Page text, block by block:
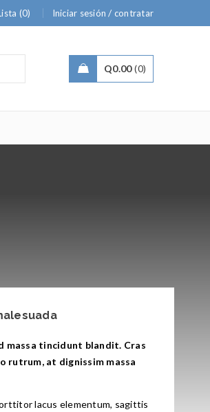
(0) Iniciar sesión / contratar
Q0.00 0
massa tincidunt blandit. Cras
rutrum, at dignissim massa
lacus elementum, sagittis